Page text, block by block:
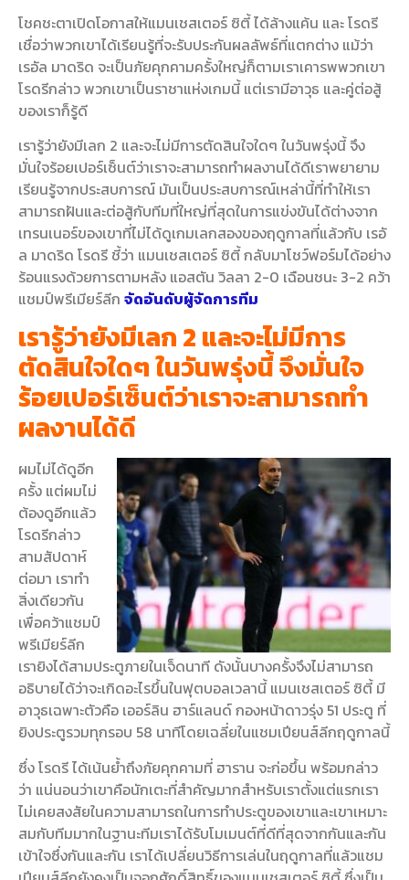
โชคชะตาเปิดโอกาสให้แมนเชสเตอร์ ซิตี้ ได้ล้างแค้น และ โรดรี
เชื่อว่าพวกเขาได้เรียนรู้ที่จะรับประกันผลลัพธ์ที่แตกต่าง แม้ว่า
เรอัล มาดริด จะเป็นภัยคุกคามครั้งใหญ่ก็ตามเราเคารพพวกเขา
โรดรีกล่าว พวกเขาเป็นราชาแห่งเกมนี้ แต่เรามีอาวุธ และคู่ต่อสู้
ของเราก็รู้ดี
เรารู้ว่ายังมีเลก 2 และจะไม่มีการตัดสินใจใดๆ ในวันพรุ่งนี้ จึง
มั่นใจร้อยเปอร์เซ็นต์ว่าเราจะสามารถทำผลงานได้ดีเราพยายาม
เรียนรู้จากประสบการณ์ มันเป็นประสบการณ์เหล่านี้ที่ทำให้เรา
สามารถฝันและต่อสู้กับทีมที่ใหญ่ที่สุดในการแข่งขันได้ต่างจาก
เทรนเนอร์ของเขาที่ไม่ได้ดูเกมเลกสองของฤดูกาลที่แล้วกับ เรอั
ล มาดริด โรดรี ชี้ว่า แมนเชสเตอร์ ซิตี้ กลับมาโชว์ฟอร์มได้อย่าง
ร้อนแรงด้วยการตามหลัง แอสตัน วิลลา 2-0 เฉือนชนะ 3-2 คว้า
แชมป์พรีเมียร์ลีก จัดอันดับผู้จัดการทีม
เรารู้ว่ายังมีเลก 2 และจะไม่มีการ
ตัดสินใจใดๆ ในวันพรุ่งนี้ จึงมั่นใจ
ร้อยเปอร์เซ็นต์ว่าเราจะสามารถทำ
ผลงานได้ดี
ผมไม่ได้ดูอีก
ครั้ง แต่ผมไม่
ต้องดูอีกแล้ว
โรดรีกล่าว
สามสัปดาห์
ต่อมา เราทำ
สิ่งเดียวกัน
เพื่อคว้าแชมป์
พรีเมียร์ลีก
เรายิงได้สามประตูภายในเจ็ดนาที ดังนั้นบางครั้งจึงไม่สามารถ
อธิบายได้ว่าจะเกิดอะไรขึ้นในฟุตบอลเวลานี้ แมนเชสเตอร์ ซิตี้ มี
อาวุธเฉพาะตัวคือ เออร์ลิน ฮาร์แลนด์ กองหน้าดาวรุ่ง 51 ประตู ที่
ยิงประตูรวมทุกรอบ 58 นาทีโดยเฉลี่ยในแชมเปียนส์ลีกฤดูกาลนี้
ซึ่ง โรดรี ได้เน้นย้ำถึงภัยคุกคามที่ ฮาราน จะก่อขึ้น พร้อมกล่าว
ว่า แน่นอนว่าเขาคือนักเตะที่สำคัญมากสำหรับเราตั้งแต่แรกเรา
ไม่เคยสงสัยในความสามารถในการทำประตูของเขาและเขาเหมาะ
สมกับทีมมากในฐานะทีมเราได้รับโมเมนต์ที่ดีที่สุดจากกันและกัน
เข้าใจซึ่งกันและกัน เราได้เปลี่ยนวิธีการเล่นในฤดูกาลที่แล้วแชม